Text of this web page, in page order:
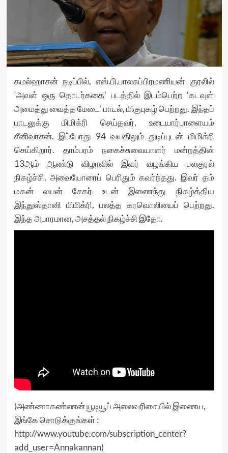
கமல்ஹாசன் நடிப்பில், எஸ்.பி.பாலசுப்பிரமணியன் குரலில்
‘அவள் ஒரு தொடர்கதை’ படத்தில் இடம்பெற்ற ‘கடவுள்
அமைத்து வைத்த மேடை’ பாடல், மிகுபுகழ் பெற்றது. இந்தப்
பாடலுக்கு மிமிக்ரி செய்தவர், உடையார்பாளையம்
சீனிவாசன். இப்போது 94 வயதிலும் துடிப்புடன் மிமிக்ரி
செய்கிறார். தாம்பரம் நகைச்சுவையாளர் மன்றத்தின்
13ஆம் ஆண்டு விழாவில் இவர் வழங்கிய பலகுரல்
நிகழ்ச்சி, அவையோரைப் பெரிதும் கவர்ந்தது. இவர் தம்
மகன் லயன் சேகர் உடன் இணைந்து நிகழ்த்திய
இந்துஸ்தானி மிமிக்ரி, பலத்த கரவொலியைப் பெற்றது.
இந்த அபாரமான, அசத்தல் நிகழ்ச்சி இதோ.
(அண்ணாகண்ணன் யூடியூப் அலைவரிசையில் இணைய,
இங்கே சொடுக்குங்கள் :
http://www.youtube.com/subscription_center?
add_user=Annakannan)